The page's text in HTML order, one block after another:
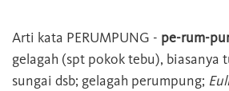
Arti kata PERUMPUNG - pe-rum-
gelagah (spt pokok tebu), biasanya
sungai dsb; gelagah perumpung;